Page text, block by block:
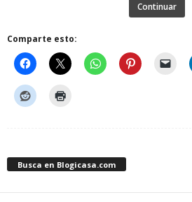
Continuar
Comparte esto:
Busca en Blogicasa.com